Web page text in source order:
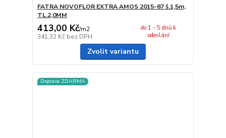
FATRA NOVOFLOR EXTRA AMOS 2015-87 š.1,5m,
TL.2,0MM
413,00 Kč/m2
341,32 Kč bez DPH
do 1 - 5 dnů k
odeslání
Zvolit variantu
Doprava ZDARMA